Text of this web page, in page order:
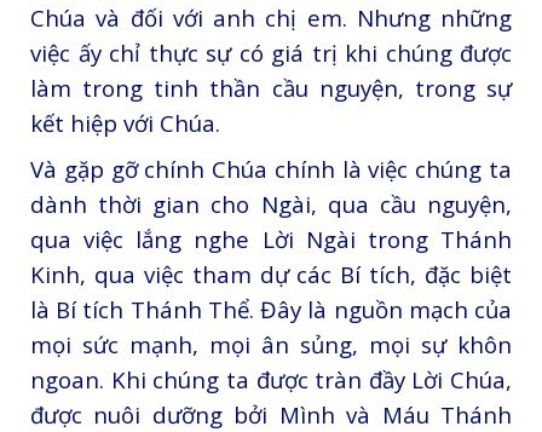
Chúa và đối với anh chị em. Nhưng những
việc ấy chỉ thực sự có giá trị khi chúng được
làm trong tinh thần cầu nguyện, trong sự
kết hiệp với Chúa.
Và gặp gỡ chính Chúa chính là việc chúng ta
dành thời gian cho Ngài, qua cầu nguyện,
qua việc lắng nghe Lời Ngài trong Thánh
Kinh, qua việc tham dự các Bí tích, đặc biệt
là Bí tích Thánh Thể. Đây là nguồn mạch của
mọi sức mạnh, mọi ân sủng, mọi sự khôn
ngoan. Khi chúng ta được tràn đầy Lời Chúa,
được nuôi dưỡng bởi Mình và Máu Thánh